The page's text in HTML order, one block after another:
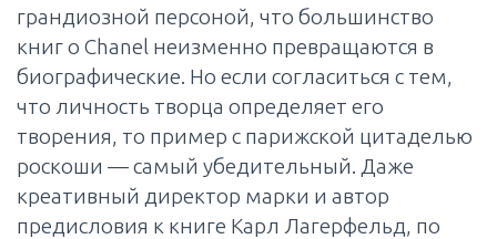
грандиозной персоной, что большинство
книг о Chanel неизменно превращаются в
биографические. Но если согласиться с тем,
что личность творца определяет его
творения, то пример с парижской цитаделью
роскоши — самый убедительный. Даже
креативный директор марки и автор
предисловия к книге Карл Лагерфельд, по